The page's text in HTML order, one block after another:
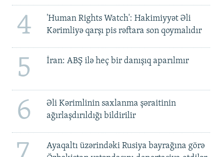
4
'Human Rights Watch': Hakimiyyət Əli
Kərimliyə qarşı pis rəftara son qoymalıdır
5 İran: ABŞ ilə heç bir danışıq aparılmır
6
Əli Kərimlinin saxlanma şəraitinin
ağırlaşdırıldığı bildirilir
Ayaqaltı üzərindəki Rusiya bayrağına görə